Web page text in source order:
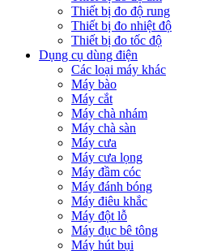
Thiết bị đo độ rung
Thiết bị đo nhiệt độ
Thiết bị đo tốc độ
Dụng cụ dùng điện
Các loại máy khác
Máy bào
Máy cắt
Máy chà nhám
Máy chà sàn
Máy cưa
Máy cưa lọng
Máy đầm cóc
Máy đánh bóng
Máy điêu khắc
Máy đột lỗ
Máy đục bê tông
Máy hút bụi